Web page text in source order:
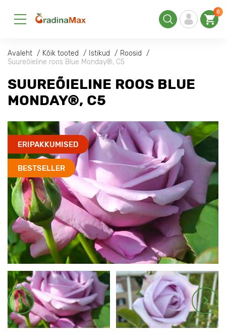
0
Avaleht Kõik tooted Istikud
Roosid
Suureõieline roos Blue Monday®, C5
SUUREÕIELINE ROOS BLUE
MONDAY®, C5
ERIPAKKUMISED
BESTSELLER